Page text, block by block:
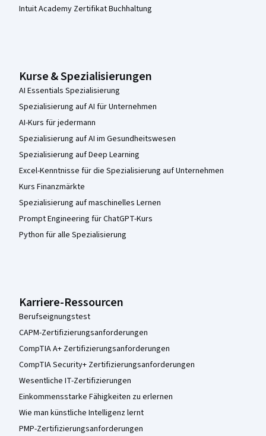
Intuit Academy Zertifikat Buchhaltung
Kurse & Spezialisierungen
AI Essentials Spezialisierung
Spezialisierung auf AI für Unternehmen
AI-Kurs für jedermann
Spezialisierung auf AI im Gesundheitswesen
Spezialisierung auf Deep Learning
Excel-Kenntnisse für die Spezialisierung auf Unternehmen
Kurs Finanzmärkte
Spezialisierung auf maschinelles Lernen
Prompt Engineering für ChatGPT-Kurs
Python für alle Spezialisierung
Karriere-Ressourcen
Berufseignungstest
CAPM-Zertifizierungsanforderungen
CompTIA A+ Zertifizierungsanforderungen
CompTIA Security+ Zertifizierungsanforderungen
Wesentliche IT-Zertifizierungen
Einkommensstarke Fähigkeiten zu erlernen
Wie man künstliche Intelligenz lernt
PMP-Zertifizierungsanforderungen